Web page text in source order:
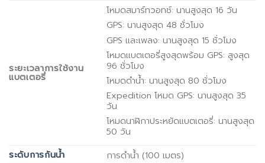
ระยะเวลาการใช้งาน
แบตเตอรี่
โหมดสมาร์ทวอทช์: นานสูงสุด 16 วัน
GPS: นานสูงสุด 48 ชั่วโมง
GPS และเพลง: นานสูงสุด 15 ชั่วโมง
โหมดแบตเตอรี่สูงสุดพร้อม GPS: สูงสุด
96 ชั่วโมง
โหมดดำน้ำ: นานสูงสุด 80 ชั่วโมง
Expedition โหมด GPS: นานสูงสุด 35
วัน
โหมดนาฬิกาประหยัดแบตเตอรี่: นานสูงสุด
50 วัน
ระดับการกันน้ำ
การดำน้ำ (100 เมตร)